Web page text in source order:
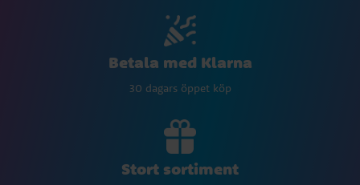
Betala med Klarna
30 dagars öppet köp
Stort sortiment